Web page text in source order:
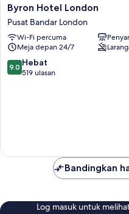
Byron
Hotel
London
Pusat
Bandar
London
Byron Hotel London
Pusat Bandar London
Wi-Fi percuma
Meja depan 24/7
9.0
daripada
9.0 Hebat
519 ulasan
Bandingkan
Log masuk untuk